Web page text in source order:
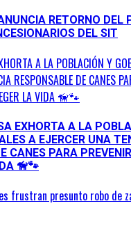
RETORNO DEL
DEL SIT
A LA POBLACIÓN Y
RESPONSABLE DE CANES
LA VIDA 🦮🐾
EXHORTA A LA
A EJERCER UNA
CANES PARA
🦮🐾
frustran presunto robo de